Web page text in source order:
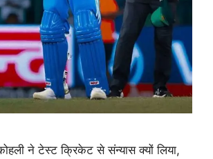
कोहली ने टेस्ट क्रिकेट से संन्यास क्यों लिया,